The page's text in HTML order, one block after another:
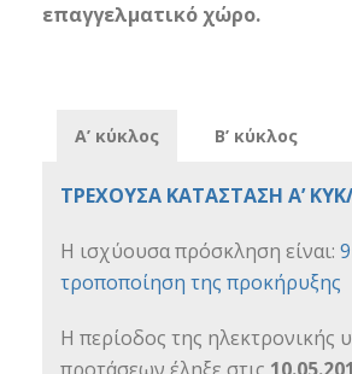
επαγγελματικό χώρο.
Α’ κύκλος Β’ κύκλος
ΤΡΕΧΟΥΣΑ ΚΑΤΑΣΤΑΣΗ Α’
Η ισχύουσα πρόσκληση είναι:
τροποποίηση της προκήρυξης
Η περίοδος της ηλεκτρονικής